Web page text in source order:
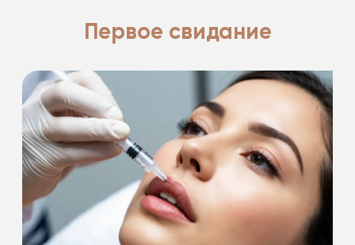
Первое свидание
Подарки на первое свидание!
-20%